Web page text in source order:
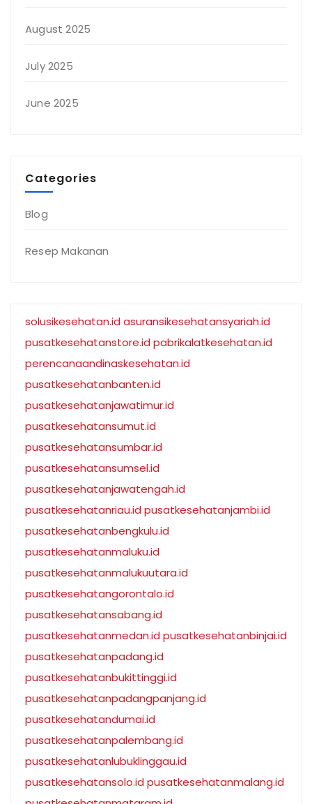
August 2025
July 2025
June 2025
Categories
Blog
Resep Makanan
solusikesehatan.id asuransikesehatansyariah.id
pusatkesehatanstore.id pabrikalatkesehatan.id
perencanaandinaskesehatan.id
pusatkesehatanbanten.id
pusatkesehatanjawatimur.id
pusatkesehatansumut.id
pusatkesehatansumbar.id
pusatkesehatansumsel.id
pusatkesehatanjawatengah.id
pusatkesehatanriau.id pusatkesehatanjambi.id
pusatkesehatanbengkulu.id
pusatkesehatanmaluku.id
pusatkesehatanmalukuutara.id
pusatkesehatangorontalo.id
pusatkesehatansabang.id
pusatkesehatanmedan.id pusatkesehatanbinjai.id
pusatkesehatanpadang.id
pusatkesehatanbukittinggi.id
pusatkesehatanpadangpanjang.id
pusatkesehatandumai.id
pusatkesehatanpalembang.id
pusatkesehatanlubuklinggau.id
pusatkesehatansolo.id pusatkesehatanmalang.id